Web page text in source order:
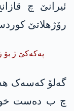
ئیرانێ چ
رۆژھلاتێ
پەکەکێ ژ بۆ
گەلۆ کەسەک
چ ب دەست خوە